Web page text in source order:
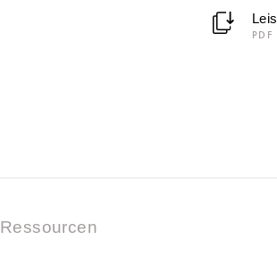
PDF
Ressourcen